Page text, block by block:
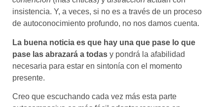
insistencia. Y, a veces, si no es a través de un proceso
de autoconocimiento profundo, no nos damos cuenta.
La buena noticia es que hay una que pase lo que
pase las abrazará a todas y pondrá la afabilidad
necesaria para estar en sintonía con el momento
presente.
Creo que escuchando cada vez más esta parte